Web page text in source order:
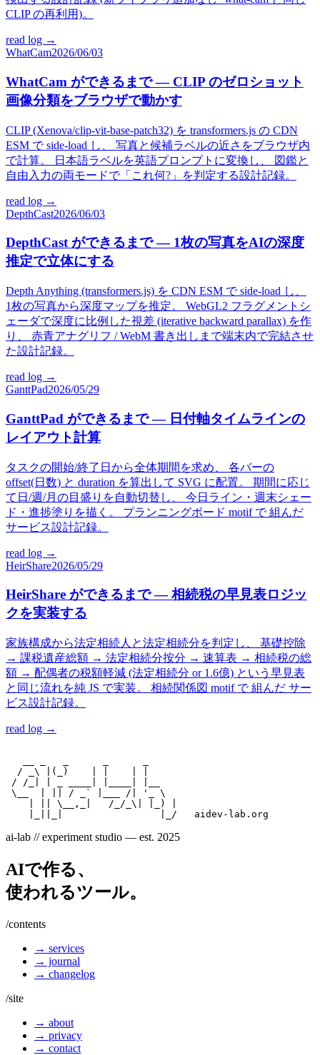
CLIP の再利用)。
read log →
WhatCam2026/06/03
WhatCam ができるまで — CLIP のゼロショット
画像分類をブラウザで動かす
CLIP (Xenova/clip-vit-base-patch32) を transformers.js の CDN
ESM で side-load し、 写真と候補ラベルの近さをブラウザ内
で計算。 日本語ラベルを英語プロンプトに変換し、 図鑑と
自由入力の両モードで「これ何?」を判定する設計記録。
read log →
DepthCast2026/06/03
DepthCast ができるまで — 1枚の写真をAIの深度
推定で立体にする
Depth Anything (transformers.js) を CDN ESM で side-load し、
1枚の写真から深度マップを推定。 WebGL2 フラグメントシ
ェーダで深度に比例した視差 (iterative backward parallax) を作
り、 赤青アナグリフ / WebM 書き出しまで端末内で完結させ
た設計記録。
read log →
GanttPad2026/05/29
GanttPad ができるまで — 日付軸タイムラインの
レイアウト計算
タスクの開始/終了日から全体期間を求め、 各バーの
offset(日数) と duration を算出して SVG に配置。 期間に応じ
て日/週/月の目盛りを自動切替し、 今日ライン・週末シェー
ド・進捗塗りを描く。 プランニングボード motif で 組んだ
サービス設計記録。
read log →
HeirShare2026/05/29
HeirShare ができるまで — 相続税の早見表ロジッ
クを実装する
家族構成から法定相続人と法定相続分を判定し、 基礎控除
→ 課税遺産総額 → 法定相続分按分 → 速算表 → 相続税の総
額 → 配偶者の税額軽減 (法定相続分 or 1.6億) という早見表
と同じ流れを純 JS で実装。 相続関係図 motif で 組んだ サー
ビス設計記録。
read log →
  / _\ |(_)    | |    | |
/ /_| | _ ____| |____| |__
\__  | || / _` |___ /| '_ \
    | || \__,_|   /_/_\| |_) |
ai-lab // experiment studio — est. 2025
AIで作る、
使われるツール。
/contents
→ services
→ journal
→ changelog
/site
→ about
→ privacy
→ contact